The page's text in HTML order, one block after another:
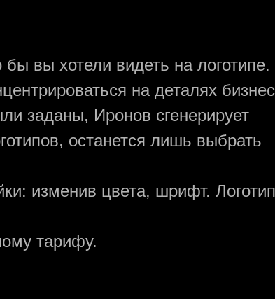
вы хотели видеть на логотипе.
на деталях
заданы, Иронов сгенерирует
останется лишь выбрать
изменив цвета, шрифт. Логотип
тарифу.